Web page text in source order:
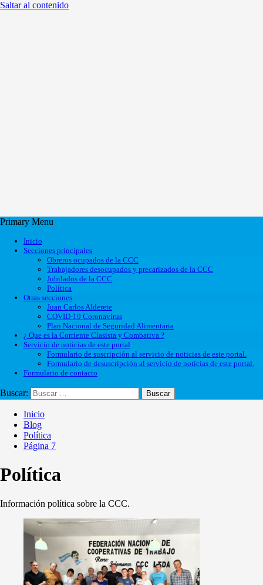
Saltar al contenido
Primary Menu
Inicio
Secciones principales
Obreros ocupados de la CCC
Trabajadores desocupados y precarizados de la CCC
Jubilados de la CCC
Política
Otras secciones
Juan Carlos Alderete
COVID-19 Coronavirus
Plan Nacional de Seguridad Alimentaria
¿ Que es la Corriente Clasista y Combativa ?
Servicio de noticias de este portal
Formulario de suscripción al servicio de noticias de este portal.
Formulario de desuscripción al servicio de noticias de este portal.
Formulario de contacto
Buscar:
Inicio
Blog
Política
Página 7
Política
Información política sobre la CCC.